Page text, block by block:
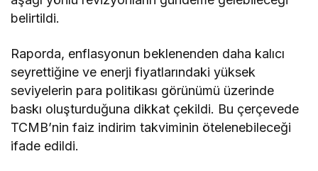
belirtildi.
Raporda, enflasyonun beklenenden daha kalıcı
seyrettiğine ve enerji fiyatlarındaki yüksek
seviyelerin para politikası görünümü üzerinde
baskı oluşturduğuna dikkat çekildi. Bu çerçevede
TCMB’nin faiz indirim takviminin ötelenebileceği
ifade edildi.